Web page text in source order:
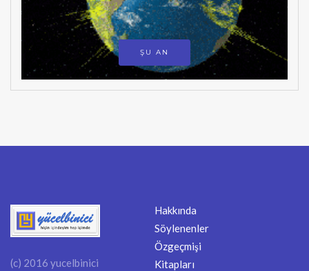
ŞU AN
(c) 2016 yucelbinici
Hakkında
Söylenenler
Özgeçmişi
Kitapları